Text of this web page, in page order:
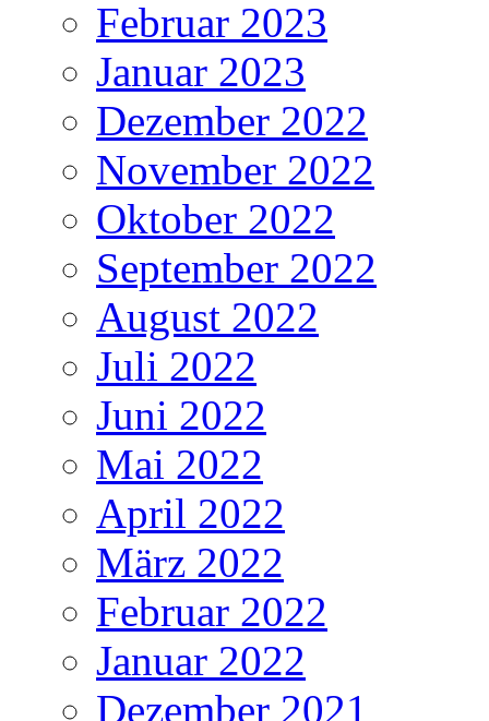
Februar 2023
Januar 2023
Dezember 2022
November 2022
Oktober 2022
September 2022
August 2022
Juli 2022
Juni 2022
Mai 2022
April 2022
März 2022
Februar 2022
Januar 2022
Dezember 2021